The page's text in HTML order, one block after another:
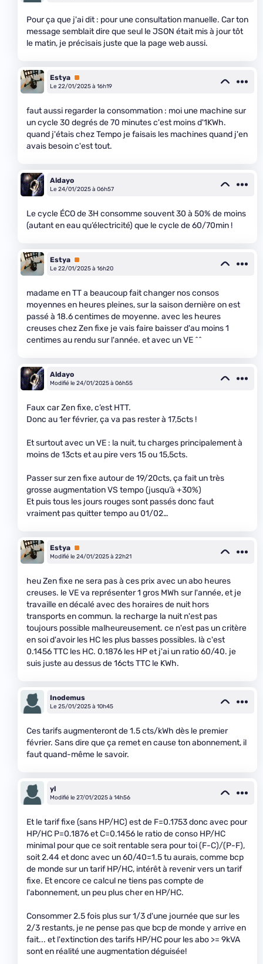
Pour ça que j'ai dit : pour une consultation manuelle. Car ton
message semblait dire que seul le JSON était mis à jour tôt
le matin, je précisais juste que la page web aussi.
Estya Premium
Le 22/01/2025 à 16h19
faut aussi regarder la consommation : moi une machine sur
un cycle 30 degrés de 70 minutes c'est moins d'1KWh.
quand j'étais chez Tempo je faisais les machines quand j'en
avais besoin c'est tout.
Aldayo
Le 24/01/2025 à 06h57
Le cycle ÉCO de 3H consomme souvent 30 à 50% de moins
(autant en eau qu’électricité) que le cycle de 60/70min !
Estya Premium
Le 22/01/2025 à 16h20
madame en TT a beaucoup fait changer nos consos
moyennes en heures pleines, sur la saison dernière on est
passé à 18.6 centimes de moyenne. avec les heures
creuses chez Zen fixe je vais faire baisser d'au moins 1
centimes au rendu sur l'année. et avec un VE ^^
Aldayo
Modifié le 24/01/2025 à 06h55
Faux car Zen fixe, c’est HTT.
Donc au 1er février, ça va pas rester à 17,5cts !
Et surtout avec un VE : la nuit, tu charges principalement à
moins de 13cts et au pire vers 15 ou 15,5cts.
Passer sur zen fixe autour de 19/20cts, ça fait un très
grosse augmentation VS tempo (jusqu’à +30%)
Et puis tous les jours rouges sont passés donc faut
vraiment pas quitter tempo au 01/02…
Estya Premium
Modifié le 24/01/2025 à 22h21
heu Zen fixe ne sera pas à ces prix avec un abo heures
creuses. le VE va représenter 1 gros MWh sur l'année, et je
travaille en décalé avec des horaires de nuit hors
transports en commun. la recharge la nuit n'est pas
toujours possible malheureusement. ce n'est pas un critère
en soi d'avoir les HC les plus basses possibles. là c'est
0.1456 TTC les HC. 0.1876 les HP et j'ai un ratio 60/40. je
suis juste au dessus de 16cts TTC le KWh.
Inodemus
Le 25/01/2025 à 10h45
Ces tarifs augmenteront de 1.5 cts/kWh dès le premier
février. Sans dire que ça remet en cause ton abonnement, il
faut quand-même le savoir.
yl
Modifié le 27/01/2025 à 14h56
Et le tarif fixe (sans HP/HC) est de F=0.1753 donc avec pour
HP/HC P=0.1876 et C=0.1456 le ratio de conso HP/HC
minimal pour que ce soit rentable sera pour toi (F-C)/(P-F),
soit 2.44 et donc avec un 60/40=1.5 tu aurais, comme bcp
de monde sur un tarif HP/HC, intérêt à revenir vers un tarif
fixe. Et encore ce calcul ne tiens pas compte de
l'abonnement, un peu plus cher en HP/HC.
Consommer 2.5 fois plus sur 1/3 d'une journée que sur les
2/3 restants, je ne pense pas que bcp de monde y arrive en
fait... et l'extinction des tarifs HP/HC pour les abo >= 9kVA
sont en réalité une augmentation déguisée!